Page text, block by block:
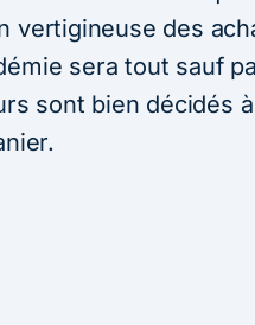
vertigineuse des
sera tout sauf
sont bien décidés